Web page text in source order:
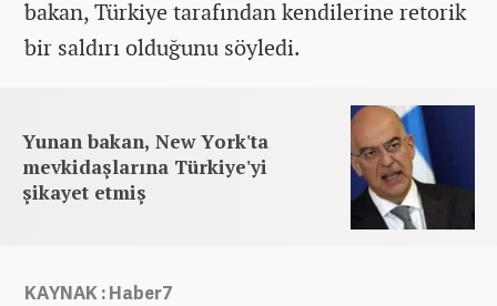
bakan, Türkiye tarafından kendilerine retorik
bir saldırı olduğunu söyledi.
Yunan bakan, New York'ta
mevkidaşlarına Türkiye'yi
şikayet etmiş
KAYNAK : Haber7